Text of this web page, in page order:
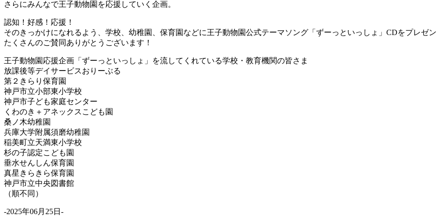
さらにみんなで王子動物園を応援していく企画。
認知！好感！応援！
そのきっかけになれるよう、学校、幼稚園、保育園などに王子動物園公式テーマソング「ずーっといっしょ」CDをプレゼ
たくさんのご賛同ありがとうございます！
王子動物園応援企画「ずーっといっしょ」を流してくれている学校・教育機関の皆さま
放課後等デイサービスおりーぶる
第２きらり保育園
神戸市立小部東小学校
神戸市子ども家庭センター
くわのき＋アネックスこども園
桑ノ木幼稚園
兵庫大学附属須磨幼稚園
稲美町立天満東小学校
杉の子認定こども園
垂水せんしん保育園
真星きらきら保育園
神戸市立中央図書館
（順不同）
-2025年06月25日-